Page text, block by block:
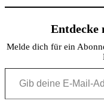
Entdecke
Melde dich für ein
Gib deine E-Mail-Adresse ein ...